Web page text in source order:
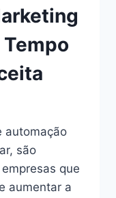
automação
são
que
aumentar a